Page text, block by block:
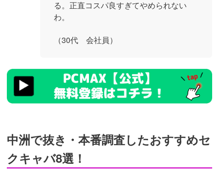
る。正直コスパ良すぎてやめられない
わ。
（30代 会社員）
https://pcmax.jp/lp/?
ad_id=rm327007
中洲で抜き・本番調査したおすすめセ
クキャバ8選！